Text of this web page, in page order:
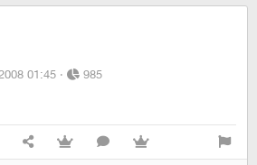
01:45 · 985